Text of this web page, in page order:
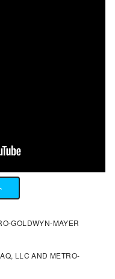
GOLDWYN-MAYER
LLC AND METRO-